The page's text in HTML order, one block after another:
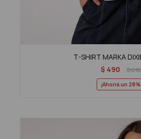
T-SHIRT MARKA
$ 490 $
28